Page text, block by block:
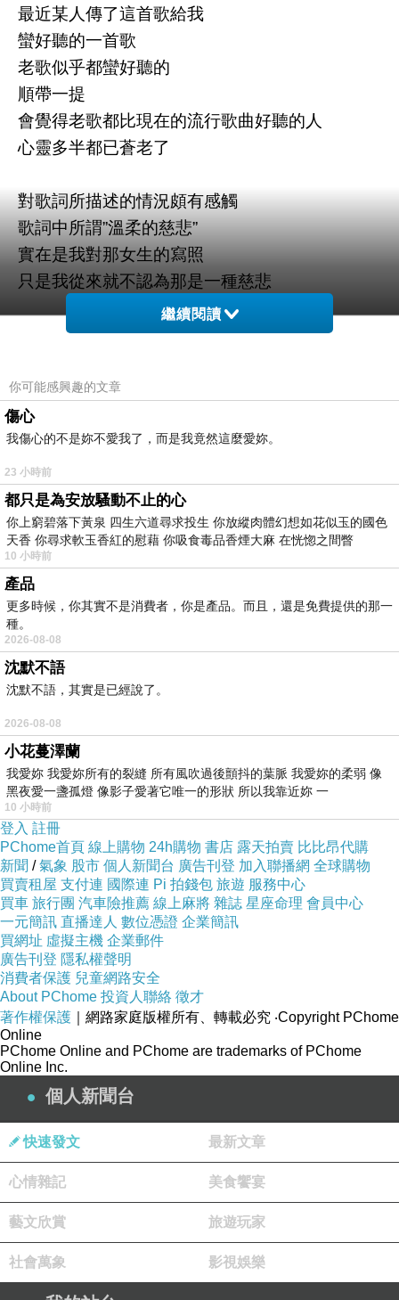
最近某人傳了這首歌給我
蠻好聽的一首歌
老歌似乎都蠻好聽的
順帶一提
會覺得老歌都比現在的流行歌曲好聽的人
心靈多半都已蒼老了
對歌詞所描述的情況頗有感觸
歌詞中所謂”溫柔的慈悲”
實在是我對那女生的寫照
只是我從來就不認為那是一種慈悲
對著曾經愛過的人展現的溫柔
那是對曾深愛過的人的不捨
這樣的不捨與同情本已有所差距 更遑論是慈悲
呢?
這麼做又把這樣的行為當作是一種慈悲的人
其實是相當傲慢的阿
況且一旦讓對方得知真正的現實
所有的不捨只會變成更嚴苛的殘酷
與慈悲更是差了十萬八千里
因此我才一直努力的隱藏
話又說回來
寫下這麼多話呢?
幸虧我還沒有白爛到因此去寫慈悲的定義......
上一篇： 喝酒搏感情
下一篇：浮動
只生體脂肪不生腦袋
2008-01-22 00:36:29
嶔璦的，我超愛這首歌...
林良樂不錯，阿桑翻唱也不錯
不是因為老了，是因為唱片業太不長進
繼續閱讀
你可能感興趣的文章
傷心
我傷心的不是妳不愛我了，而是我竟然這麼愛妳。
23 小時前
都只是為安放騷動不止的心
你上窮碧落下黃泉 四生六道尋求投生 你放縱肉體幻想如花似玉的國色
天香 你尋求軟玉香紅的慰藉 你吸食毒品香煙大麻 在恍惚之間瞥
10 小時前
產品
更多時候，你其實不是消費者，你是產品。而且，還是免費提供的那一
種。
2026-08-08
沈默不語
沈默不語，其實是已經說了。
2026-08-08
小花蔓澤蘭
我愛妳 我愛妳所有的裂縫 所有風吹過後顫抖的葉脈 我愛妳的柔弱 像
黑夜愛一盞孤燈 像影子愛著它唯一的形狀 所以我靠近妳 一
10 小時前
登入 註冊
PChome首頁 線上購物 24h購物 書店 露天拍賣 比比昂代購
新聞 /氣象 股市 個人新聞台 廣告刊登 加入聯播網 全球購物
買賣租屋 支付連 國際連 Pi 拍錢包 旅遊 服務中心
買車 旅行團 汽車險推薦 線上麻將 雜誌 星座命理 會員中心
一元簡訊 直播達人 數位憑證 企業簡訊
買網址 虛擬主機 企業郵件
廣告刊登 隱私權聲明
消費者保護 兒童網路安全
About PChome 投資人聯絡 徵才
著作權保護 ｜網路家庭版權所有、轉載必究 ‧Copyright PChome
Online
PChome Online and PChome are trademarks of PChome
Online Inc.
個人新聞台
快速發文 最新文章
心情雜記 美食饗宴
藝文欣賞 旅遊玩家
社會萬象 影視娛樂